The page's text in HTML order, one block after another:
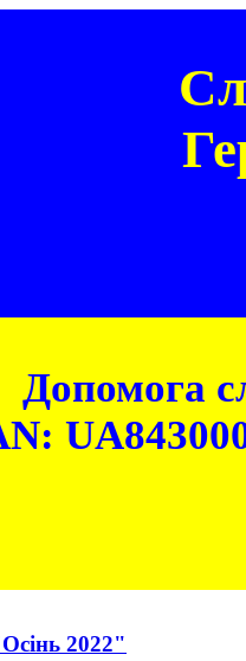
Допомога
2022"